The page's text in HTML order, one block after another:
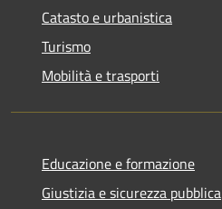
Catasto e urbanistica
Turismo
Mobilità e trasporti
Educazione e formazione
Giustizia e sicurezza pubblica